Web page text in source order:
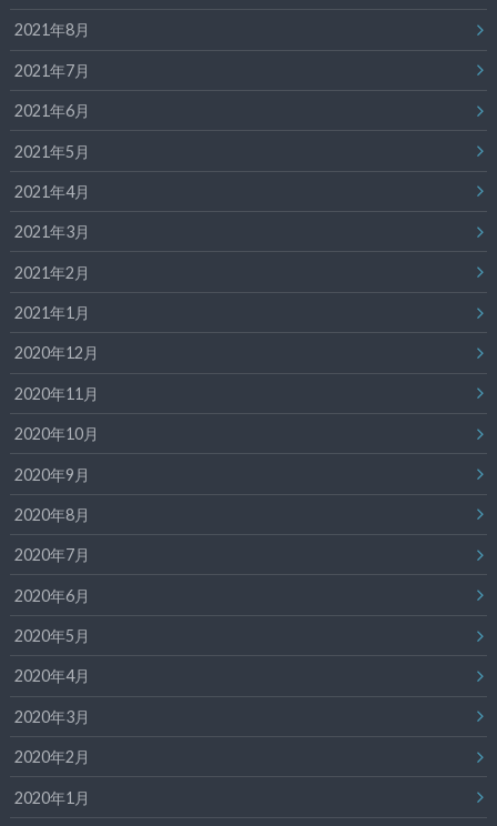
2021年8月
2021年7月
2021年6月
2021年5月
2021年4月
2021年3月
2021年2月
2021年1月
2020年12月
2020年11月
2020年10月
2020年9月
2020年8月
2020年7月
2020年6月
2020年5月
2020年4月
2020年3月
2020年2月
2020年1月